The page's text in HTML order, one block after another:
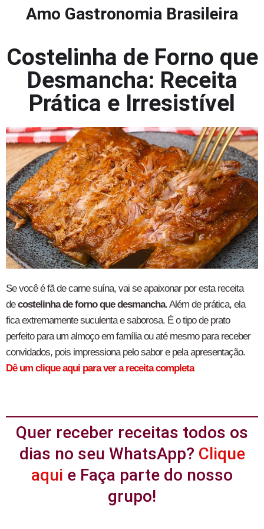
Amo Gastronomia Brasileira
Costelinha de Forno que
Desmancha: Receita
Prática e Irresistível
Se você é fã de carne suína, vai se apaixonar por esta receita
decostelinha de forno que desmancha. Além de prática, ela
fica extremamente suculenta e saborosa. É o tipo de prato
perfeito para um almoço em família ou até mesmo para receber
convidados, pois impressiona pelo sabor e pela apresentação.
Dê um clique aqui para ver a receita completa
Quer receber receitas todos os
dias no seu WhatsApp? Clique
aqui e Faça parte do nosso
grupo!